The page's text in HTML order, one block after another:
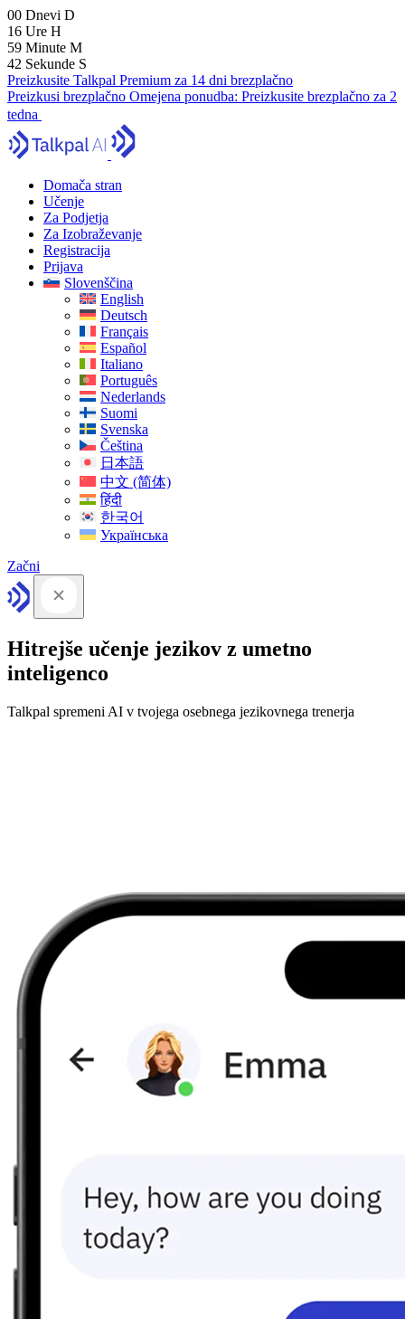
00 Dnevi D
16 Ure H
59 Minute M
40 Sekunde S
Preizkusite Talkpal Premium za 14 dni brezplačno
Preizkusi brezplačno Omejena ponudba: Preizkusite brezplačno za 2
tedna
Domača stran
Učenje
Za Podjetja
Za Izobraževanje
Registracija
Prijava
Slovenščina
English
Deutsch
Français
Español
Italiano
Português
Nederlands
Suomi
Svenska
Čeština
日本語
中文 (简体)
हिंदी
한국어
Українська
Začni
Hitrejše učenje jezikov z umetno
inteligenco
Talkpal spremeni AI v tvojega osebnega jezikovnega trenerja